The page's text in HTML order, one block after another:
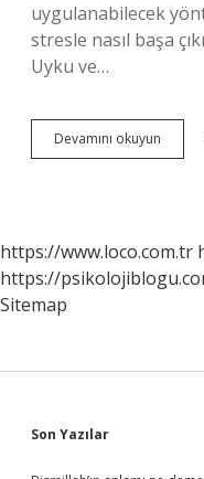
uygulanabilecek
stresle nasıl başa
Uyku ve…
Devamını okuyun
Ve
https://www.loco.com.tr
https://
Sitemap
Sidebar
Son Yazılar